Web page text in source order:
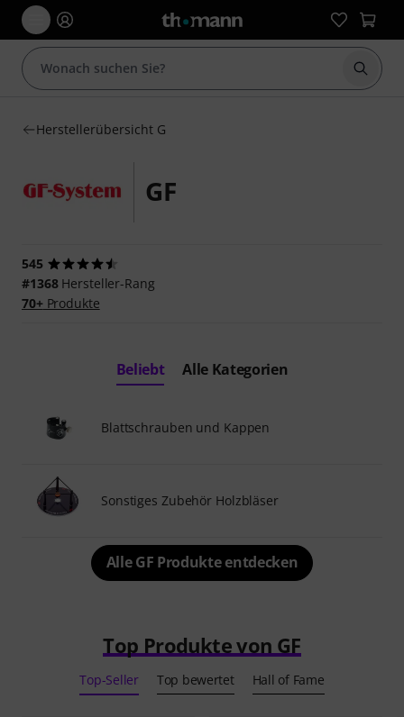
Suche
Herstellerübersicht G
GF
545
#1368Hersteller-Rang
70+Produkte
Beliebt Alle Kategorien
Blattschrauben und Kappen
Sonstiges Zubehör Holzbläser
Alle GF Produkte entdecken
Top Produkte von GF
Top-Seller Top bewertet Hall of Fame